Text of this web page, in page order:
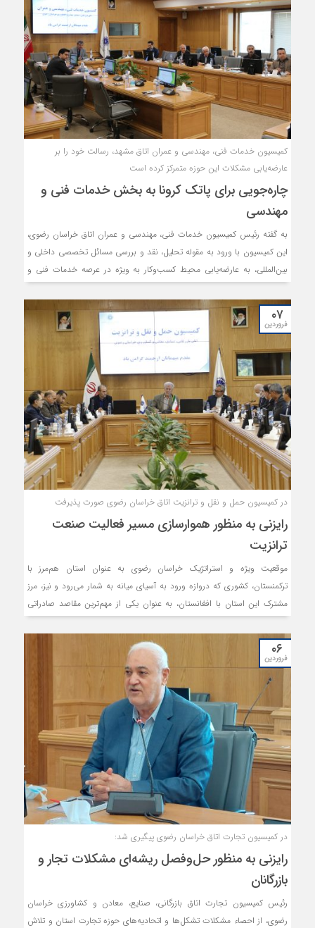
کمیسیون خدمات فنی، مهندسی و عمران اتاق مشهد، رسالت خود را بر
عارضه‌یابی مشکلات این حوزه متمرکز کرده است
چاره‌جویی برای پاتک کرونا به بخش خدمات فنی و
مهندسی
به گفته رئیس کمیسیون خدمات فنی، مهندسی و عمران اتاق خراسان رضوی،
این کمیسیون با ورود به مقوله تحلیل، نقد و بررسی مسائل تخصصی داخلی و
بین‌المللی، به عارضه‌یابی محیط کسب‌وکار به ویژه در عرصه خدمات فنی و
مهندسی پرداخته است.
۰۷
فروردین
در کمیسیون حمل و نقل و ترانزیت اتاق خراسان رضوی صورت پذیرفت
رایزنی به منظور هموارسازی مسیر فعالیت صنعت
ترانزیت
موقعیت ویژه و استراتژیک خراسان رضوی به عنوان استان هم‌مرز با
ترکمنستان، کشوری که دروازه ورود به آسیای میانه به شمار می‌‎رود و نیز، مرز
مشترک این استان با افغانستان، به عنوان یکی از مهم‌ترین مقاصد صادراتی
است. این استان رتبه دوم در زمینه تعداد شرکت‌های فعال حمل و نقل
بین‌‌المللی کشور را داراست و به استناد همین امر، می‌توان بر نقش غیرقابل
کتمان این صنعت بر اقتصاد این خطه، صحه گذاشت.
۰۶
فروردین
در کمیسیون تجارت اتاق خراسان رضوی پیگیری شد:
رایزنی به منظور حل‌وفصل ریشه‌ای مشکلات تجار و
بازرگانان
رئیس کمیسیون تجارت اتاق بازرگانی، صنایع، معادن و کشاورزی خراسان
رضوی، از احصاء مشکلات تشکل‌ها و اتحادیه‌های حوزه تجارت استان و تلاش